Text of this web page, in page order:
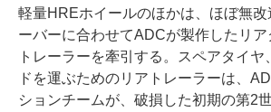
軽量HREホイールのほかは、ほぼ無
ーバーに合わせてADCが製作したリ
トレーラーを牽引する。スペアタイヤ
ドを運ぶためのリアトレーラーは、
ションチームが、破損した初期の第2